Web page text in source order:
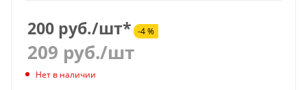
200 руб./шт* -4 %
209 руб./шт
Нет в наличии